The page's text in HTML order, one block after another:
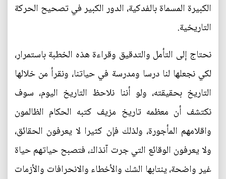
الكبيرة المسماة بالفدكية، الدور الكبير في تصحيح الحركة
التاريخية.
نحتاج إلى التأمل والتدقيق وقراءة هذه الخطبة باستمرار،
لكي نجعلها لنا درسا ومدرسة في حياتنا، ونقرأ من خلالها
التاريخ بحقيقته، ولو أننا نلاحظ التاريخ اليوم، سوف
نكتشف أن معظمه تاريخ مزيف كتبه الحكام الظالمون
واقلامهم المأجورة، ولذلك فإن كثيرا لا يعرفون الحقائق،
ولا يعرفون الوقائع التي جرت آنذاك، فتصبح حياتهم حياة
غير واضحة، ينتابها الشك والأخطاء والانحرافات والأزمات